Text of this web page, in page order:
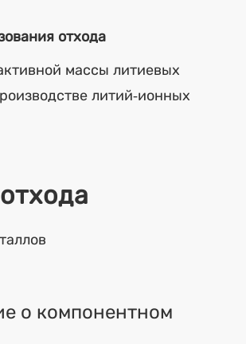
отхода
массы литиевых
литий-ионных
о компонентном